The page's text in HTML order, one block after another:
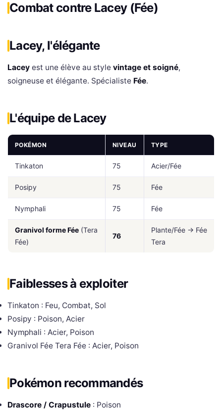
Combat contre Lacey (Fée)
Lacey, l'élégante
Lacey est une élève au style vintage et soigné,
soigneuse et élégante. Spécialiste Fée.
L'équipe de Lacey
POKÉMON NIVEAU TYPE
Tinkaton 75 Acier/Fée
Posipy 75 Fée
Nymphali 75 Fée
Granivol forme Fée (Tera
Fée)
76
Plante/Fée → Fée
Tera
Faiblesses à exploiter
Tinkaton : Feu, Combat, Sol
Posipy : Poison, Acier
Nymphali : Acier, Poison
Granivol Fée Tera Fée : Acier, Poison
Pokémon recommandés
Drascore / Crapustule : Poison